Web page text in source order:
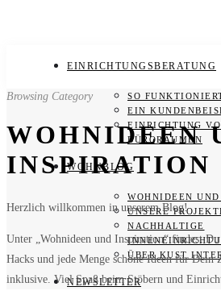
EINRICHTUNGSBERATUNG
SO
EIN
EINRICHTUNG
BÜRORÄUMEN
WOHNBLOG
WOHNIDEEN
UNSERE
NACHHALTIGE
ÜBER KUST
NEWSLETTER
Browsing Category
WOHNIDEEN
INSPIRATION
Herzlich willkommen in unserem Blog!
Unter „Wohnideen und Inspiration“ findest
Hacks und jede Menge schöne Ideen für Dein
inklusive. Viel Spaß beim Stöbern und